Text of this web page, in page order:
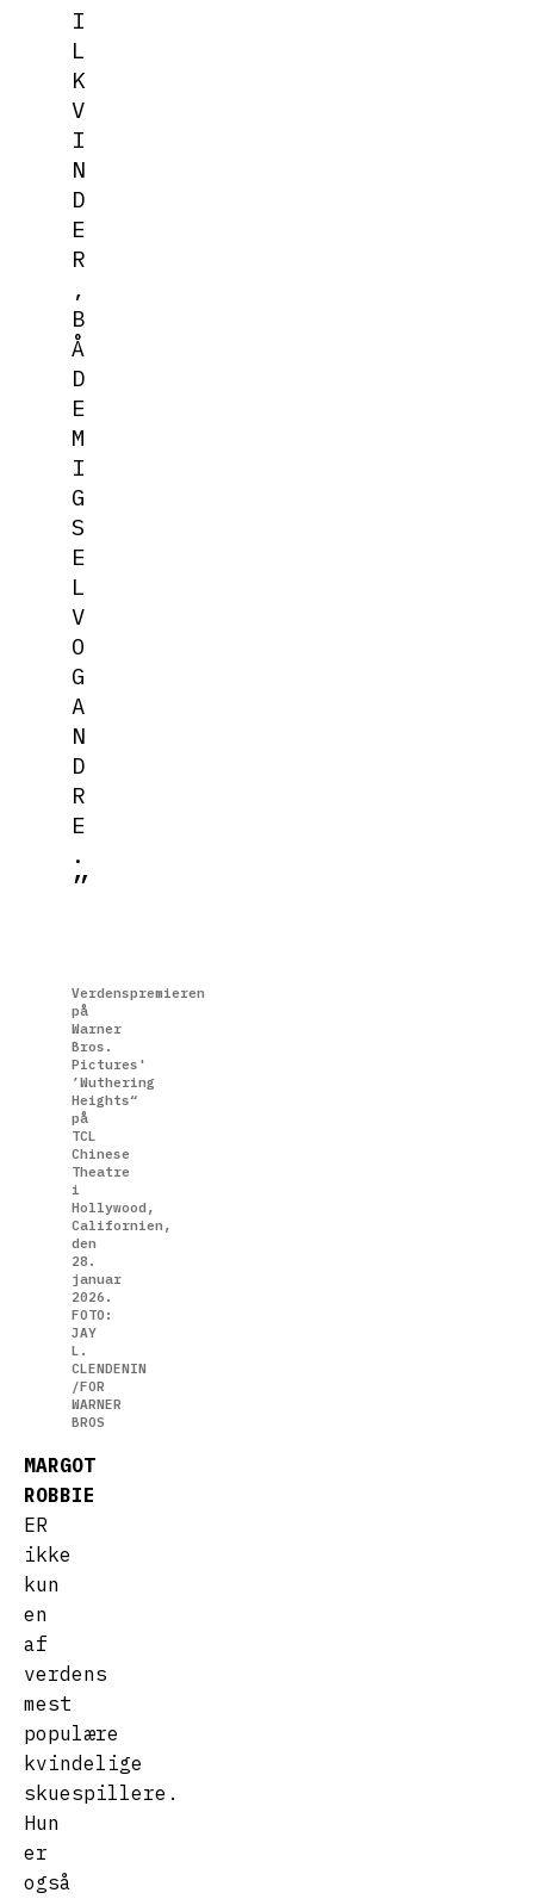
I
L
K
V
I
N
D
E
R
,
B
Å
D
E
M
I
G
S
E
L
V
O
G
A
N
D
R
E
.
Verdenspremieren
på
Warner
Bros.
Pictures'
’Wuthering
Heights“
på
TCL
Chinese
Theatre
i
Hollywood,
Californien,
den
28.
januar
2026.
FOTO:
JAY
L.
CLENDENIN
/FOR
WARNER
BROS
MARGOT
ROBBIE
ER
ikke
kun
en
af
verdens
mest
populære
kvindelige
skuespillere.
Hun
er
også